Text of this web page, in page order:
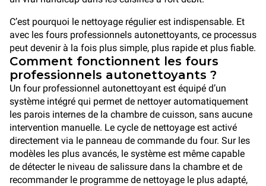
C’est pourquoi le nettoyage régulier est indispensable. Et
avec les fours professionnels autonettoyants, ce processus
peut devenir à la fois plus simple, plus rapide et plus fiable.
Comment fonctionnent les fours
professionnels autonettoyants ?
Un four professionnel autonettoyant est équipé d’un
système intégré qui permet de nettoyer automatiquement
les parois internes de la chambre de cuisson, sans aucune
intervention manuelle. Le cycle de nettoyage est activé
directement via le panneau de commande du four. Sur les
modèles les plus avancés, le système est même capable
de détecter le niveau de salissure dans la chambre et de
recommander le programme de nettoyage le plus adapté,